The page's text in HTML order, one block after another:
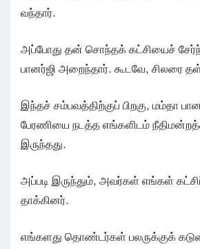
வந்தார்.
அப்போது தன் சொந்தக் கட்சியைச்
பானர்ஜி அறைந்தார். கூடவே, சிலரை
இந்தச் சம்பவத்திற்குப் பிறகு, மம்தா
பேரணியை நடத்த எங்களிடம்
இருந்தது.
அப்படி இருந்தும், அவர்கள் எங்கள்
தாக்கினர்.
எங்களது தொண்டர்கள் பலருக்குக்